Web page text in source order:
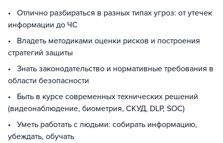
• Отлично разбираться в разных типах угроз: от утечек
информации до ЧС
• Владеть методиками оценки рисков и построения
стратегий защиты
• Знать законодательство и нормативные требования в
области безопасности
• Быть в курсе современных технических решений
(видеонаблюдение, биометрия, СКУД, DLP, SOC)
• Уметь работать с людьми: собирать информацию,
убеждать, обучать